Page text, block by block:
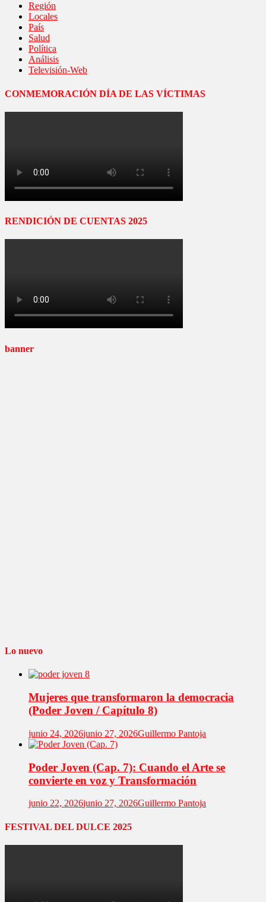
Región
Locales
País
Salud
Política
Análisis
Televisión-Web
CONMEMORACIÓN DÍA DE LAS VÍCTIMAS
RENDICIÓN DE CUENTAS 2025
banner
Lo nuevo
Mujeres que transformaron la democracia
(Poder Joven / Capítulo 8)
junio 24, 2026junio 27, 2026Guillermo Pantoja
Poder Joven (Cap. 7): Cuando el Arte se
convierte en voz y Transformación
junio 22, 2026junio 27, 2026Guillermo Pantoja
FESTIVAL DEL DULCE 2025